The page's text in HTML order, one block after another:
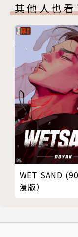
其他人也
WET SAND
漫版）